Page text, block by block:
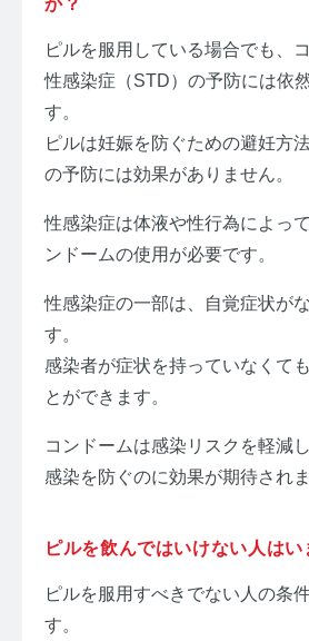
ピルを服用している場合でも、
性感染症（STD）の予防には依
す。
ピルは妊娠を防ぐための避妊方
の予防には効果がありません。
性感染症は体液や性行為によっ
ンドームの使用が必要です。
性感染症の一部は、自覚症状が
す。
感染者が症状を持っていなくて
とができます。
コンドームは感染リスクを軽減
感染を防ぐのに効果が期待されま
ピルを飲んではいけない人はい
ピルを服用すべきでない人の条
す。